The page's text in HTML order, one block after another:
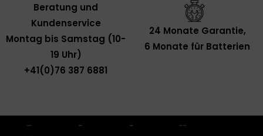
Beratung und
Kundenservice
Montag bis Samstag (10-
19 Uhr)
+41(0)76 387 6881
24 Monate Garantie,
6 Monate für Batterien